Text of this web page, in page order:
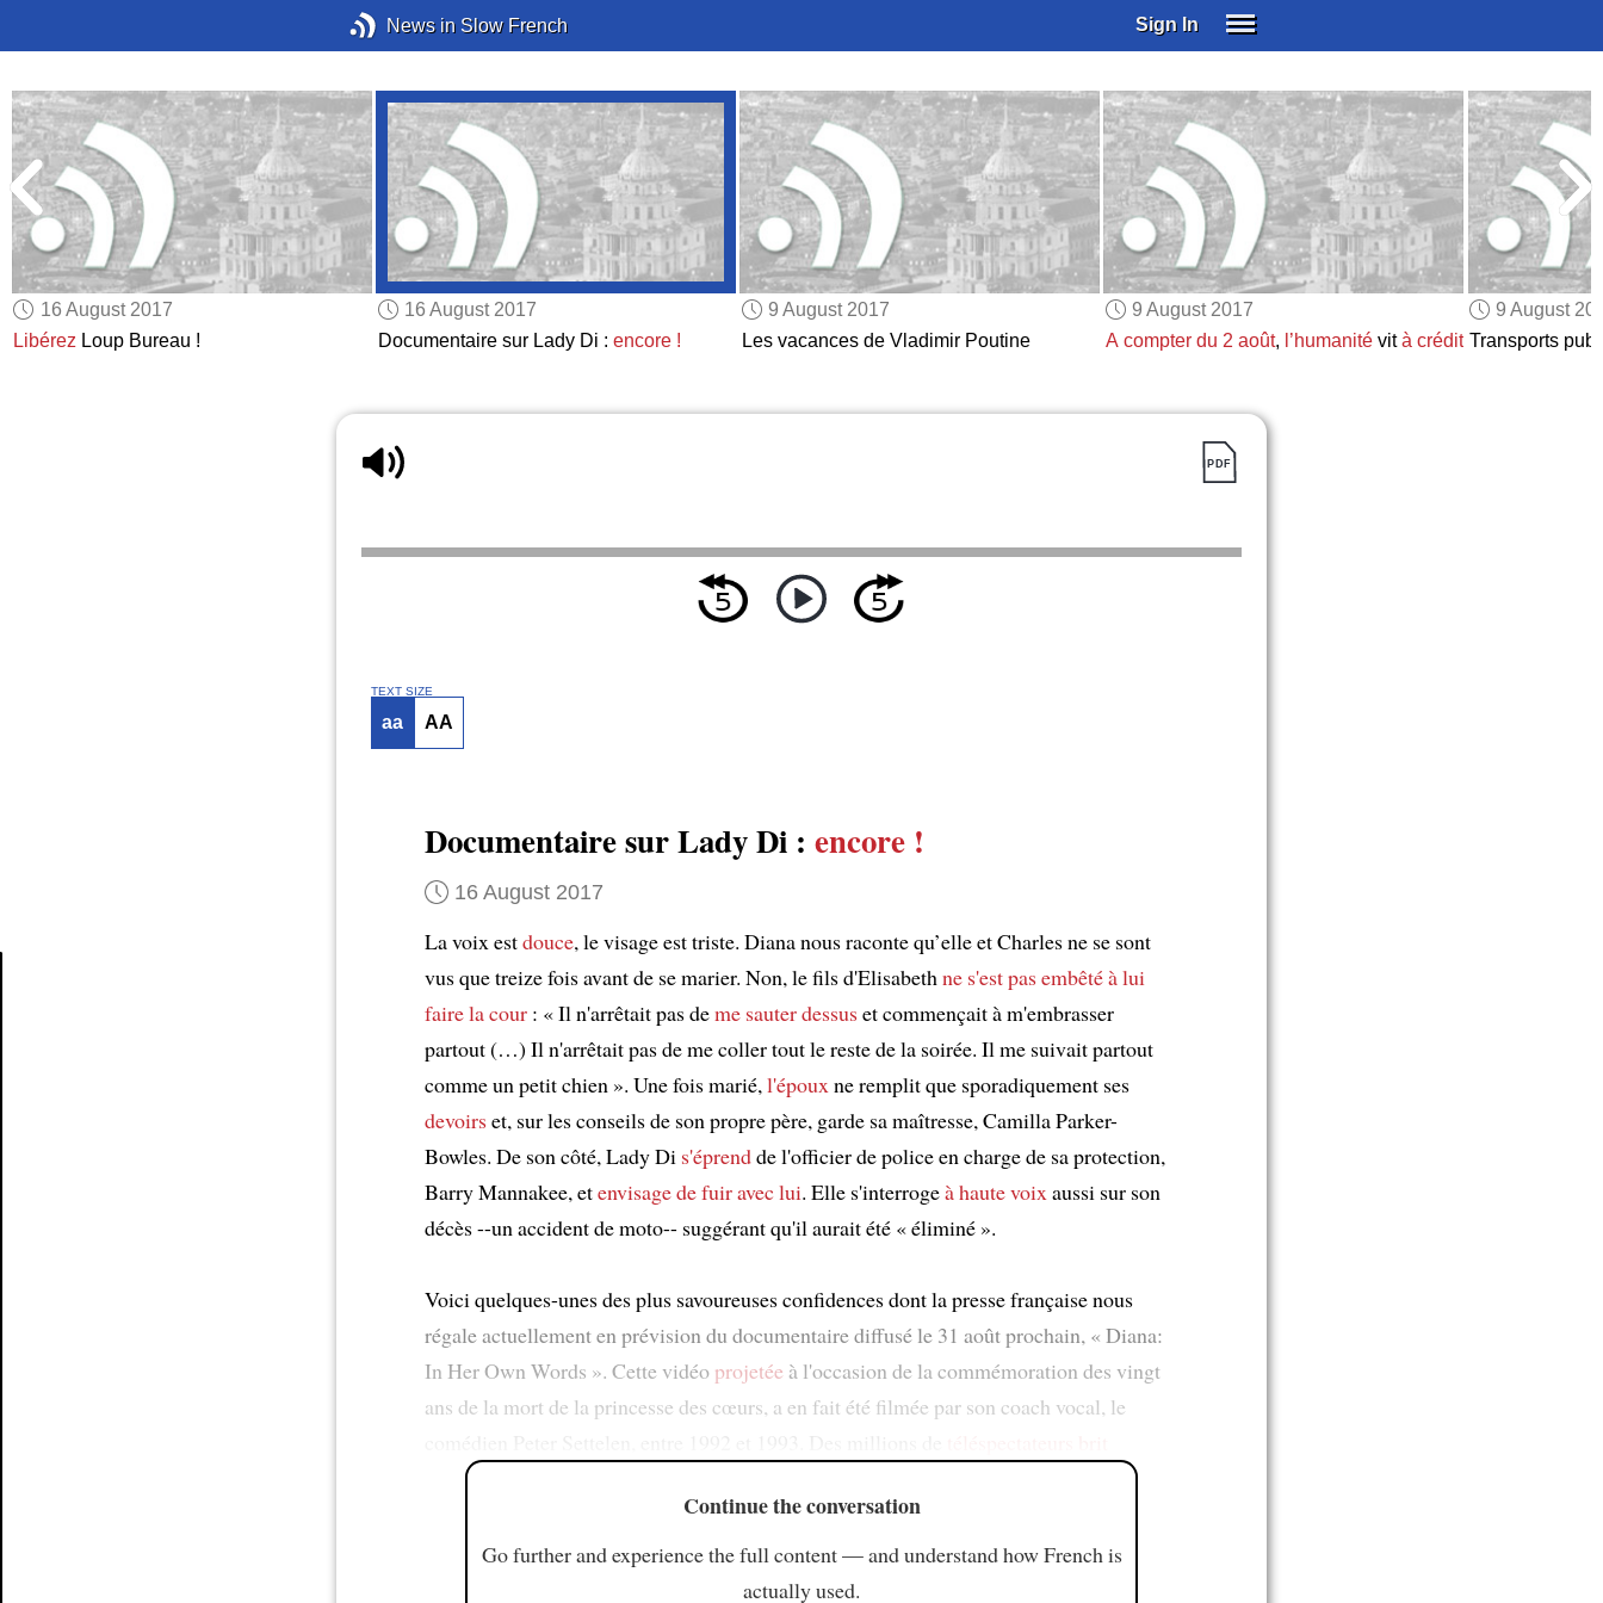
News in Slow French Sign In
SUBSCRIBE
EDUCATIONAL LICENSES
GIFT CARDS
OTHER LANGUAGES
ABOUT US
ALEXA
ADJUST COLORS
16 August 2017
Libérez Loup Bureau !
16 August 2017
Documentaire sur Lady Di : encore !
9 August 2017
Les vacances de Vladimir Poutine
9 August 2017
A compter du 2 août, l’humanitévità crédit
9 August
Transports
TEXT SIZE
aa AA
Documentaire sur Lady Di : encore !
16 August 2017
La voix estdouce, le visage est triste. Diana nous raconte qu’elle et Charles ne se sont
vus que treize fois avant de se marier. Non, le fils d'Elisabeth ne s'est pas embêté à lui
faire la cour : « Il n'arrêtait pas deme sauter dessuset commençait à m'embrasser
partout (…) Il n'arrêtait pas de me coller tout le reste de la soirée. Il me suivait partout
comme un petit chien ». Une fois marié, l'époux ne remplit que sporadiquement ses
devoirset, sur les conseils de son propre père, garde sa maîtresse, Camilla Parker-
Bowles. De son côté, Lady Di s'éprendde l'officier de police en charge de sa protection,
Barry Mannakee, etenvisage de fuir avec lui. Elle s'interrogeà haute voix aussi sur son
décès --un accident de moto-- suggérant qu'il aurait été « éliminé ».
Voici quelques-unes des plus savoureuses confidences dont la presse française nous
régale actuellement en prévision du documentaire diffusé le 31 août prochain, « Diana:
In Her Own Words ». Cette vidéo projetée à l'occasion de la commémoration des vingt
ans de la mort de la princesse des cœurs, a en fait été filmée par son coach vocal, le
Continue the conversation
Go further and experience the full content — and understand how French is
actually used.